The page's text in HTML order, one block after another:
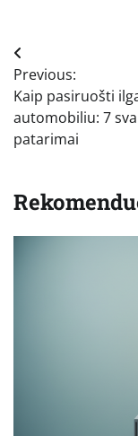
Navigacija
tarp
įrašų
Previous:
Kaip pasiruošti
automobiliu: 7
patarimai